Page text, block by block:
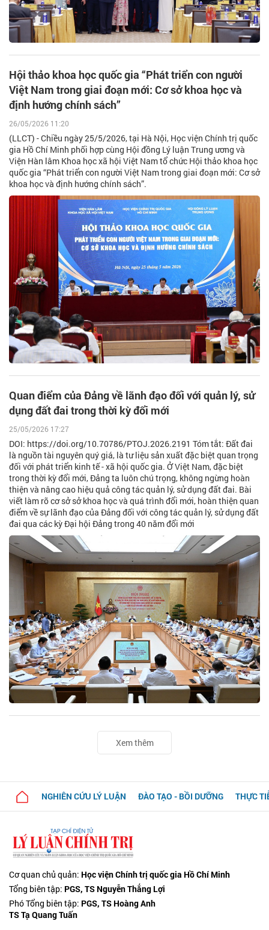
Hội thảo khoa học quốc gia “Phát triển con người
Việt Nam trong giai đoạn mới: Cơ sở khoa học và
định hướng chính sách”
26/05/2026 11:20
(LLCT) - Chiều ngày 25/5/2026, tại Hà Nội, Học viện Chính trị quốc
gia Hồ Chí Minh phối hợp cùng Hội đồng Lý luận Trung ương và
Viện Hàn lâm Khoa học xã hội Việt Nam tổ chức Hội thảo khoa học
quốc gia “Phát triển con người Việt Nam trong giai đoạn mới: Cơ sở
khoa học và định hướng chính sách”.
Quan điểm của Đảng về lãnh đạo đối với quản lý, sử
dụng đất đai trong thời kỳ đổi mới
25/05/2026 17:27
DOI: https://doi.org/10.70786/PTOJ.2026.2191 Tóm tắt: Đất đai
là nguồn tài nguyên quý giá, là tư liệu sản xuất đặc biệt quan trọng
đối với phát triển kinh tế - xã hội quốc gia. Ở Việt Nam, đặc biệt
trong thời kỳ đổi mới, Đảng ta luôn chú trọng, không ngừng hoàn
thiện và nâng cao hiệu quả công tác quản lý, sử dụng đất đai. Bài
viết làm rõ cơ sở sở khoa học và quá trình đổi mới, hoàn thiện quan
điểm về sự lãnh đạo của Đảng đối với công tác quản lý, sử dụng đất
đai qua các kỳ Đại hội Đảng trong 40 năm đổi mới
Xem thêm
NGHIÊN CỨU LÝ LUẬN ĐÀO TẠO - BỒI DƯỠNG THỰC
Cơ quan chủ quản: Học viện Chính trị quốc gia Hồ Chí Minh
Tổng biên tập: PGS, TS Nguyễn Thắng Lợi
Phó Tổng biên tập: PGS, TS Hoàng Anh
TS Tạ Quang Tuấn